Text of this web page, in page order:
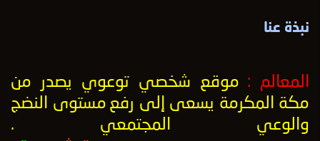
نبذة عنا
المعالم : موقع شخصي توعوي يصدر من
مكة المكرمة يسعى إلى رفع مستوى النضج
والوعي المجتمعي .